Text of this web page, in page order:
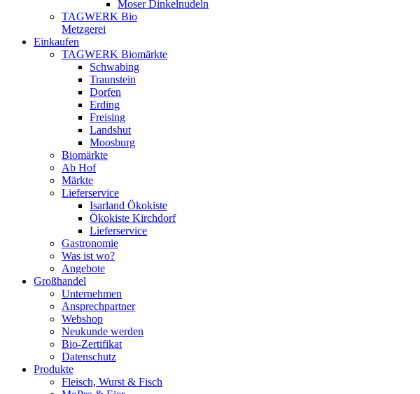
Moser Dinkelnudeln
TAGWERK Bio
Metzgerei
Einkaufen
TAGWERK Biomärkte
Schwabing
Traunstein
Dorfen
Erding
Freising
Landshut
Moosburg
Biomärkte
Ab Hof
Märkte
Lieferservice
Isarland Ökokiste
Ökokiste Kirchdorf
Lieferservice
Gastronomie
Was ist wo?
Angebote
Großhandel
Unternehmen
Ansprechpartner
Webshop
Neukunde werden
Bio-Zertifikat
Datenschutz
Produkte
Fleisch, Wurst & Fisch